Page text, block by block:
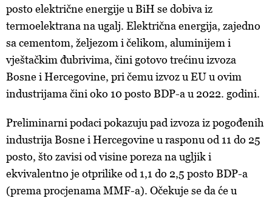
posto električne energije u BiH se dobiva iz
termoelektrana na ugalj. Električna energija, zajedno
sa cementom, željezom i čelikom, aluminijem i
vještačkim đubrivima, čini gotovo trećinu izvoza
Bosne i Hercegovine, pri čemu izvoz u EU u ovim
industrijama čini oko 10 posto BDP-a u 2022. godini.
Preliminarni podaci pokazuju pad izvoza iz pogođenih
industrija Bosne i Hercegovine u rasponu od 11 do 25
posto, što zavisi od visine poreza na ugljik i
ekvivalentno je otprilike od 1,1 do 2,5 posto BDP-a
(prema procjenama MMF-a). Očekuje se da će u